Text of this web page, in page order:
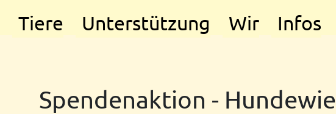
Tiere Unterstützung Wir Infos
Spendenaktion -